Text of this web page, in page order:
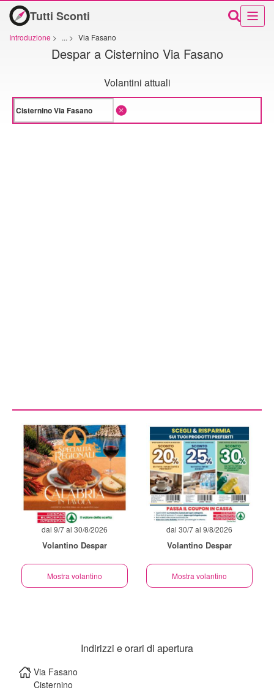
Tutti Sconti
Introduzione > ... > Via Fasano
Despar a Cisternino Via Fasano
Volantini attuali
dal 9/7 al 30/8/2026
Volantino Despar
Mostra volantino
dal 30/7 al 9/8/2026
Volantino Despar
Mostra volantino
Indirizzi e orari di apertura
Via Fasano
Cisternino